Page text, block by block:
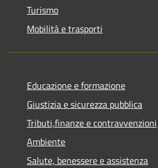
Turismo
Mobilità e trasporti
Educazione e formazione
Giustizia e sicurezza pubblica
Tributi,finanze e contravvenzioni
Ambiente
Salute, benessere e assistenza